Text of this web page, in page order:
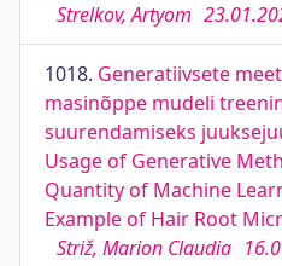
Strelkov, Artyom
1018. Generatiivsete
masinõppe mudeli
suurendamiseks
Usage of Generative
Quantity of Machine
Example of Hair Root
Striž, Marion Claudia